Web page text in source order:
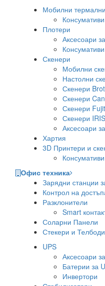
Мобилни
Плотери
Аксесоари
Скенери
Мобилни
Настолни
Скенери
Скенери
Скенери
Скенери
Аксесоари
Хартия
3D Принтери и
Офис техника
Зарядни станции
Контрол на
Разклонители
Smart
Соларни Панели
Стекери и Телбоди
UPS
Аксесоари
Батерии за
Инвертори